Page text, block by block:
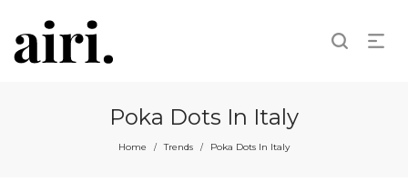
Poka Dots In Italy
Home / Trends / Poka Dots In Italy